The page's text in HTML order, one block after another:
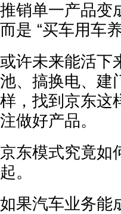
推销单一产品变
而是 “买车用车
或许未来能活下
池、搞换电、建
样，找到京东这
注做好产品。
京东模式究竟如
起。
如果汽车业务能